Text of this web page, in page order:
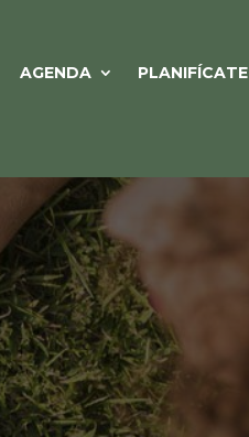
AGENDA PLANIFÍCATE